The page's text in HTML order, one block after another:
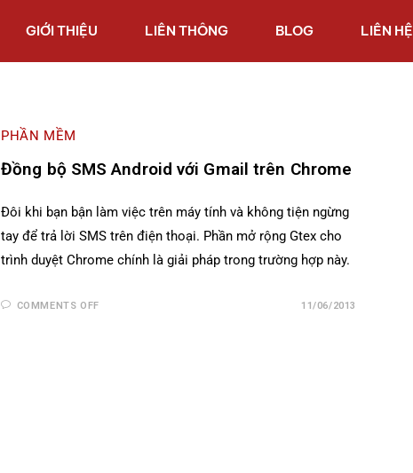
GIỚI THIỆU LIÊN THÔNG BLOG LIÊN HỆ
PHẦN MỀM
Đồng bộ SMS Android với Gmail trên Chrome
Đôi khi bạn bận làm việc trên máy tính và không tiện ngừng
tay để trả lời SMS trên điện thoại. Phần mở rộng Gtex cho
trình duyệt Chrome chính là giải pháp trong trường hợp này.
COMMENTS OFF 11/06/2013